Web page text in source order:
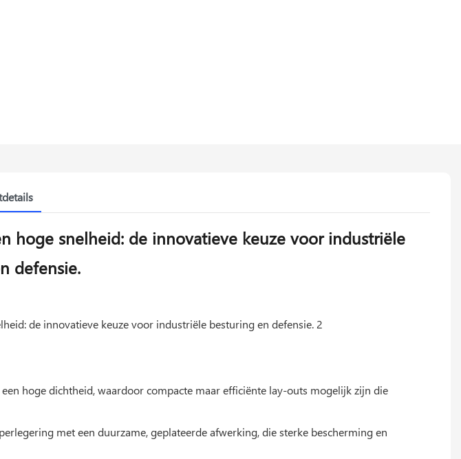
hoge snelheid: de innovatieve keuze voor industriële
defensie.
G-serie van MOCO
hoge dichtheid en hoge snelheid, bieden uitstekende
als een topkeuze in diverse veeleisende sectoren.
hoge dichtheid, waardoor compacte maar efficiënte lay-outs mogelijk zijn die
met een duurzame, geplateerde afwerking, die sterke bescherming en